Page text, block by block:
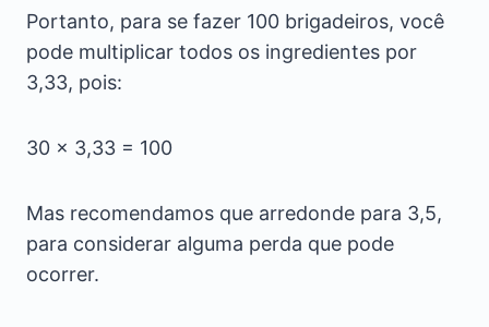
Portanto, para se fazer 100 brigadeiros, você
pode multiplicar todos os ingredientes por
3,33, pois:
30 x 3,33 = 100
Mas recomendamos que arredonde para 3,5,
para considerar alguma perda que pode
ocorrer.